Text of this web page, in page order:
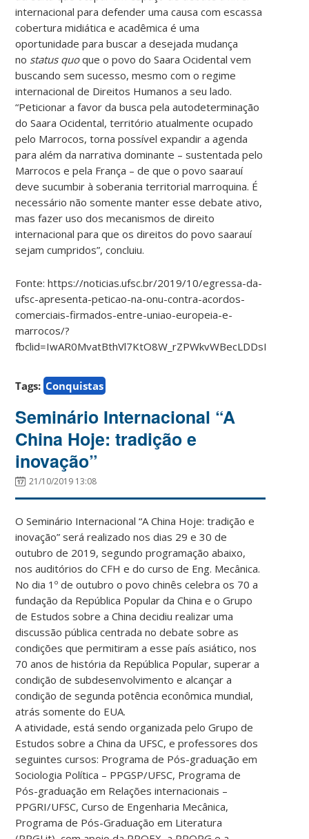
internacional para defender uma causa com escassa
cobertura midiática e acadêmica é uma
oportunidade para buscar a desejada mudança
no status quoque o povo do Saara Ocidental vem
buscando sem sucesso, mesmo com o regime
internacional de Direitos Humanos a seu lado.
“Peticionar a favor da busca pela autodeterminação
do Saara Ocidental, território atualmente ocupado
pelo Marrocos, torna possível expandir a agenda
para além da narrativa dominante – sustentada pelo
Marrocos e pela França – de que o povo saarauí
deve sucumbir à soberania territorial marroquina. É
necessário não somente manter esse debate ativo,
mas fazer uso dos mecanismos de direito
internacional para que os direitos do povo saarauí
sejam cumpridos”, concluiu.
Fonte: https://noticias.ufsc.br/2019/10/egressa-da-
ufsc-apresenta-peticao-na-onu-contra-acordos-
comerciais-firmados-entre-uniao-europeia-e-
marrocos/?
Tags: Conquistas
Seminário Internacional “A
China Hoje: tradição e
inovação”
21/10/2019 13:08
O Seminário Internacional “A China Hoje: tradição e
inovação” será realizado nos dias 29 e 30 de
outubro de 2019, segundo programação abaixo,
nos auditórios do CFH e do curso de Eng. Mecânica.
No dia 1º de outubro o povo chinês celebra os 70 a
fundação da República Popular da China e o Grupo
de Estudos sobre a China decidiu realizar uma
discussão pública centrada no debate sobre as
condições que permitiram a esse país asiático, nos
70 anos de história da República Popular, superar a
condição de subdesenvolvimento e alcançar a
condição de segunda potência econômica mundial,
atrás somente do EUA.
A atividade, está sendo organizada pelo Grupo de
Estudos sobre a China da UFSC, e professores dos
seguintes cursos: Programa de Pós-graduação em
Sociologia Política – PPGSP/UFSC, Programa de
Pós-graduação em Relações internacionais –
PPGRI/UFSC, Curso de Engenharia Mecânica,
Programa de Pós-Graduação em Literatura